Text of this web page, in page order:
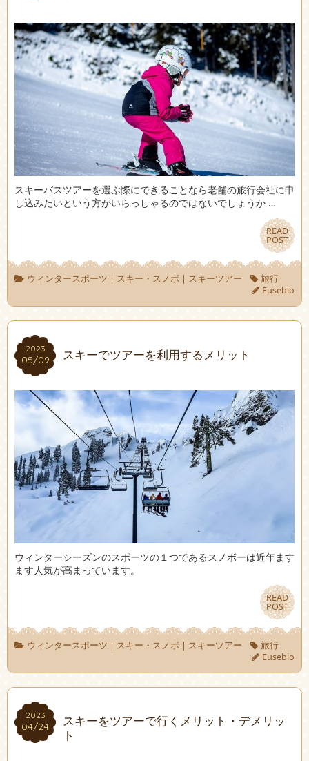
スキーバスツアーを選ぶ際にできることなら老舗の旅行会社に申
し込みたいという方がいらっしゃるのではないでしょうか …
READ
POST
READ
POST
ウィンタースポーツ | スキー・スノボ | スキーツアー
旅行
Eusebio
2023
05/09
2023
05/09 スキーでツアーを利用するメリット
ウィンターシーズンのスポーツの１つであるスノボーは近年ます
ます人気が高まっています。
READ
POST
READ
POST
ウィンタースポーツ | スキー・スノボ | スキーツアー
旅行
Eusebio
2023
04/24
2023
04/24
スキーをツアーで行くメリット・デメリッ
ト